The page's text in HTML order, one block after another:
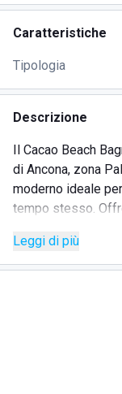
Caratteristiche
Tipologia
Descrizione
Il Cacao Beach
di Ancona, zona
moderno ideale
tempo stesso.
Leggi di più